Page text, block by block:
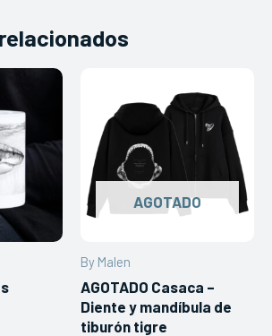
AGOTADO
By Malen
AGOTADO Casaca –
Diente y mandíbula de
tiburón tigre